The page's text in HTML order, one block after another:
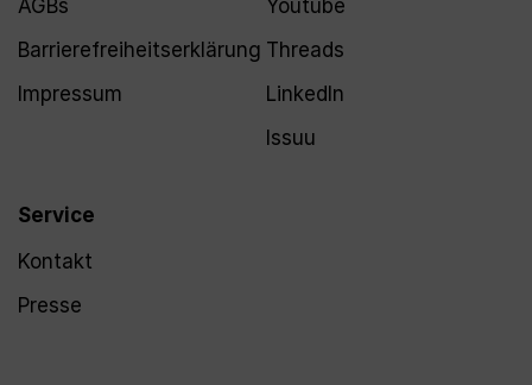
AGBs
Barrierefreiheitserklärung
Impressum
Service
Kontakt
Presse
Youtube
Threads
LinkedIn
Issuu